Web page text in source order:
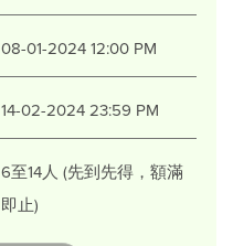
08-01-2024 12:00 PM
14-02-2024 23:59 PM
6至14人 (先到先得，額滿
即止)